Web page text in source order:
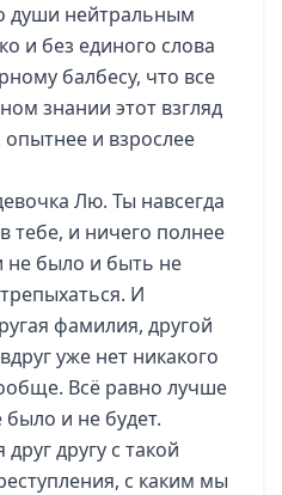
души нейтральным
и без единого слова
балбесу, что все
знании этот взгляд
и взрослее
Лю. Ты навсегда
тебе, и ничего полнее
не было и быть не
И
фамилия, другой
уже нет никакого
Всё равно лучше
и не будет.
другу с такой
с каким мы